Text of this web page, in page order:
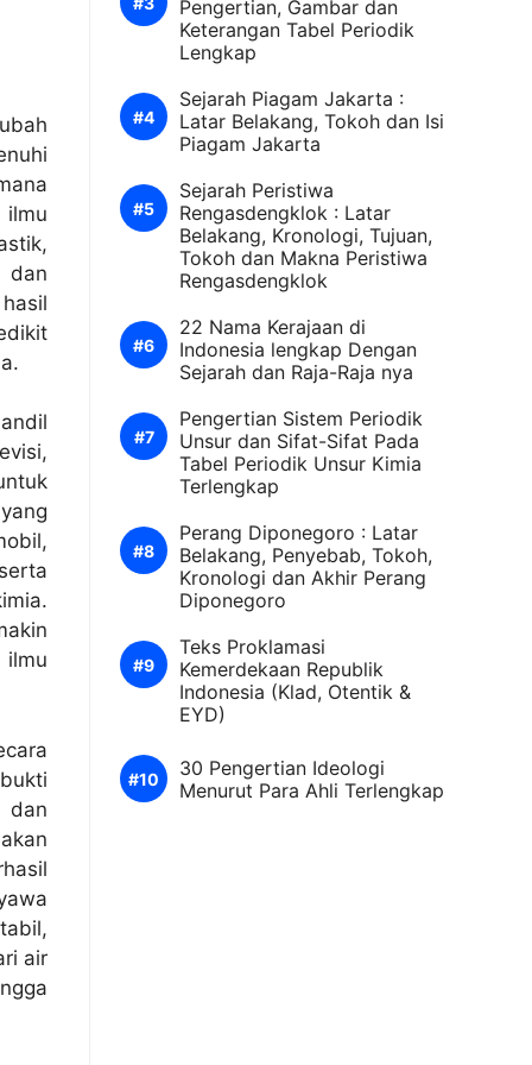
ilmu
dan
ilmu
dan
air
Pengertian, Gambar dan
Keterangan Tabel Periodik
Lengkap
Sejarah Piagam Jakarta :
Latar Belakang, Tokoh dan Isi
Piagam Jakarta
Sejarah Peristiwa
Rengasdengklok : Latar
Belakang, Kronologi, Tujuan,
Tokoh dan Makna Peristiwa
Rengasdengklok
22 Nama Kerajaan di
Indonesia lengkap Dengan
Sejarah dan Raja-Raja nya
Pengertian Sistem Periodik
Unsur dan Sifat-Sifat Pada
Tabel Periodik Unsur Kimia
Terlengkap
Perang Diponegoro : Latar
Belakang, Penyebab, Tokoh,
Kronologi dan Akhir Perang
Diponegoro
Teks Proklamasi
Kemerdekaan Republik
Indonesia (Klad, Otentik &
EYD)
30 Pengertian Ideologi
Menurut Para Ahli Terlengkap